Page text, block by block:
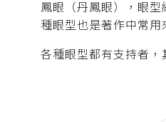
鳳眼（丹鳳眼），眼
種眼型也是著作中常用
各種眼型都有支持者，